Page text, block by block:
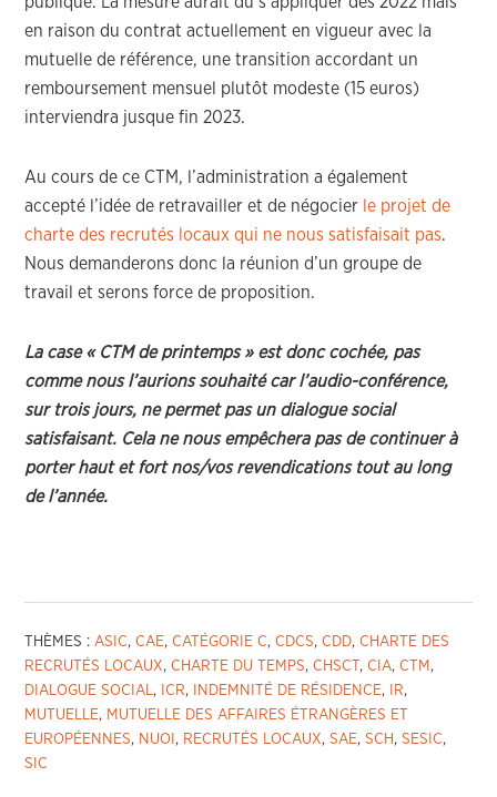
en raison du contrat actuellement en vigueur avec la
mutuelle de référence, une transition accordant un
remboursement mensuel plutôt modeste (15 euros)
interviendra jusque fin 2023.
Au cours de ce CTM, l’administration a également
accepté l’idée de retravailler et de négocier le projet de
charte des recrutés locaux qui ne nous satisfaisait pas.
Nous demanderons donc la réunion d’un groupe de
travail et serons force de proposition.
La case « CTM de printemps » est donc cochée, pas
comme nous l’aurions souhaité car l’audio-conférence,
sur trois jours, ne permet pas un dialogue social
satisfaisant. Cela ne nous empêchera pas de continuer à
porter haut et fort nos/vos revendications tout au long
de l’année.
THÈMES :ASIC,CAE,CATÉGORIE C,CDCS,CDD,CHARTE DES
RECRUTÉS LOCAUX,CHARTE DU TEMPS,CHSCT ,CIA,CTM ,
DIALOGUE SOCIAL, ICR, INDEMNITÉ DE RÉSIDENCE, IR,
MUTUELLE, MUTUELLE DES AFFAIRES ÉTRANGÈRES ET
EUROPÉENNES, NUOI , RECRUTÉS LOCAUX,SAE,SCH ,SESIC,
SIC